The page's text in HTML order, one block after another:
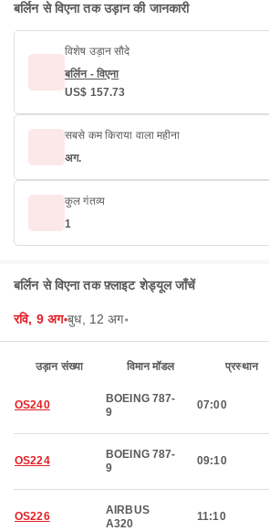
बर्लिन से विएना तक उड़ान की जानकारी
विशेष उड़ान सौदे
बर्लिन - विएना
US$ 157.73
सबसे कम किराया वाला महीना
अग.
कुल गंतव्य
1
बर्लिन से विएना तक फ़्लाइट शेड्यूल जाँचें
रवि, 9 अग॰बुध, 12 अग॰
उड़ान संख्या विमान मॉडल प्रस्थान
OS240
BOEING 787-
9
07:00
OS224
BOEING 787-
9
09:10
OS226
AIRBUS
A320
11:10